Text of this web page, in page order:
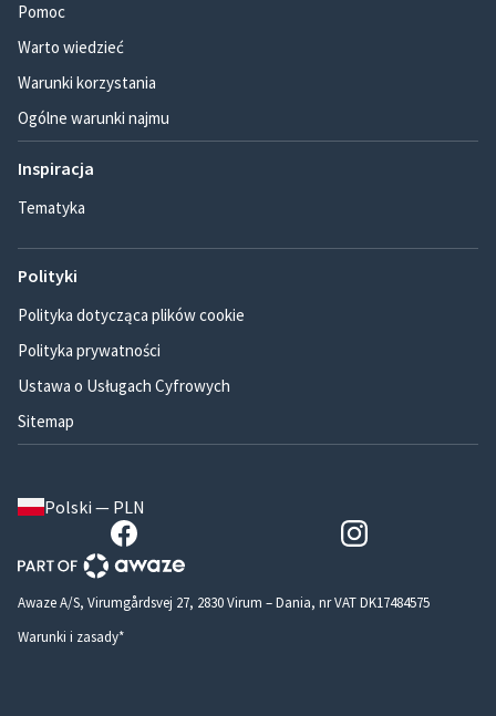
Pomoc
Warto wiedzieć
Warunki korzystania
Ogólne warunki najmu
Inspiracja
Tematyka
Polityki
Polityka dotycząca plików cookie
Polityka prywatności
Ustawa o Usługach Cyfrowych
Sitemap
Polski — PLN
Awaze A/S, Virumgårdsvej 27, 2830 Virum – Dania, nr VAT DK17484575
Warunki i zasady*